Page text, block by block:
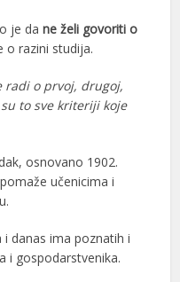
je da ne želi govoriti o
o razini studija.
radi o prvoj, drugoj,
to sve kriteriji koje
osnovano 1902.
učenicima i
danas ima poznatih i
i gospodarstvenika.